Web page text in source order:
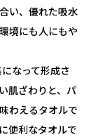
い、優れた吸水
境にも人にもや
なって形成さ
肌ざわりと、パ
わえるタオルで
便利なタオルで